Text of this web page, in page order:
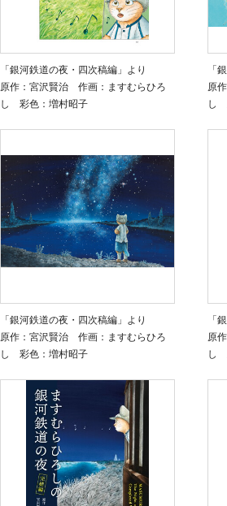
「銀河鉄道の夜・四次稿編」より
原作：宮沢賢治 作画：ますむらひろ
し 彩色：増村昭子
「
原
し
「銀河鉄道の夜・四次稿編」より
原作：宮沢賢治 作画：ますむらひろ
し 彩色：増村昭子
「
原
し